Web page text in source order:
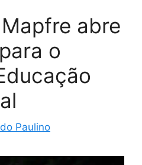
abre
o
Paulino